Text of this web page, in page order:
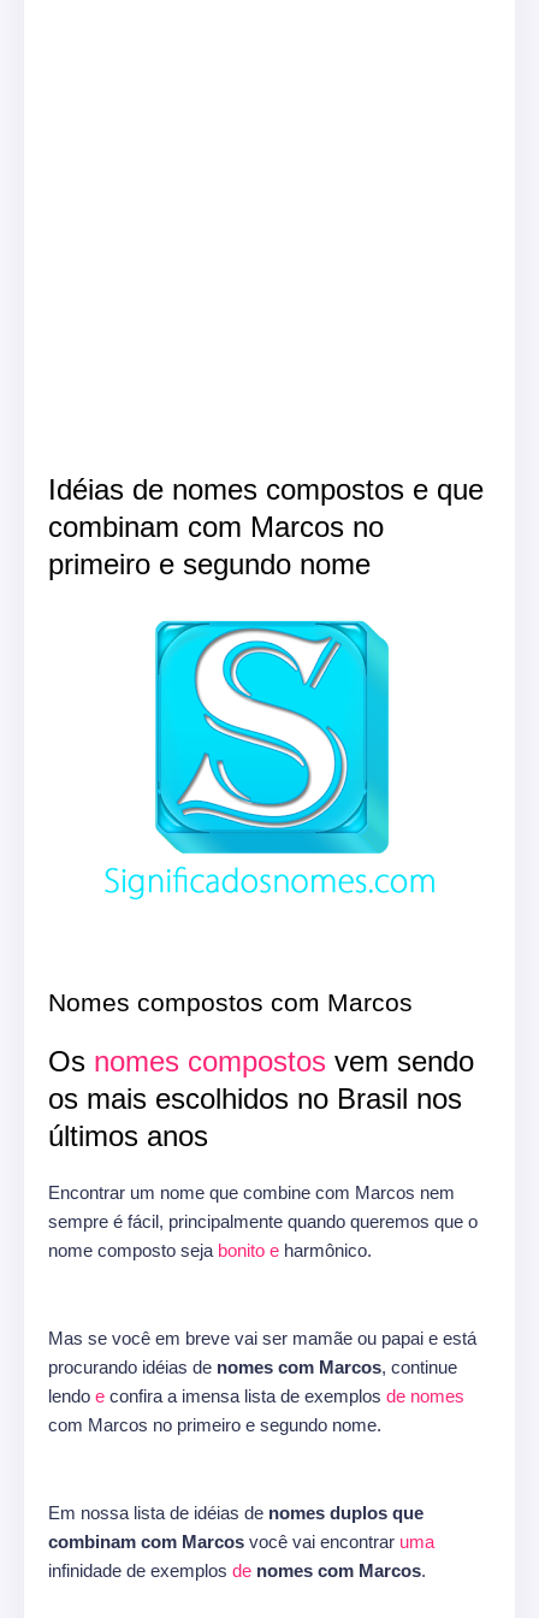
Idéias de nomes compostos e que
combinam com Marcos no
primeiro e segundo nome
Nomes compostos com Marcos
Os nomes compostos vem sendo
os mais escolhidos no Brasil nos
últimos anos
Encontrar um nome que combine com Marcos nem
sempre é fácil, principalmente quando queremos que o
nome composto seja bonito e harmônico.
Mas se você em breve vai ser mamãe ou papai e está
procurando idéias de nomes com Marcos, continue
lendo e confira a imensa lista de exemplos de nomes
com Marcos no primeiro e segundo nome.
Em nossa lista de idéias de nomes duplos que
combinam com Marcos você vai encontrar uma
infinidade de exemplos de nomes com Marcos.